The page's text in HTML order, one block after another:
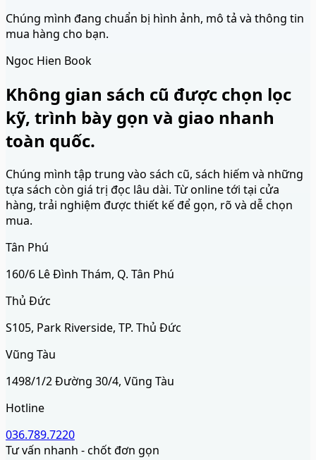
Chúng mình đang chuẩn bị hình ảnh, mô tả và thông tin
mua hàng cho bạn.
Ngoc Hien Book
Không gian sách cũ được chọn lọc
kỹ, trình bày gọn và giao nhanh
toàn quốc.
Chúng mình tập trung vào sách cũ, sách hiếm và những
tựa sách còn giá trị đọc lâu dài. Từ online tới tại cửa
hàng, trải nghiệm được thiết kế để gọn, rõ và dễ chọn
mua.
Tân Phú
160/6 Lê Đình Thám, Q. Tân Phú
Thủ Đức
S105, Park Riverside, TP. Thủ Đức
Vũng Tàu
1498/1/2 Đường 30/4, Vũng Tàu
Hotline
036.789.7220
Tư vấn nhanh - chốt đơn gọn